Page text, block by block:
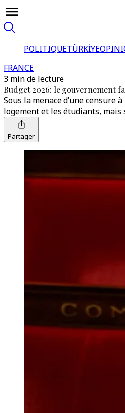
POLITIQUETÜRKİYE
FRANCE
3 min de lecture
Budget 2026: le gouvernement
Sous la menace d’une censure
logement et les étudiants,
Partager